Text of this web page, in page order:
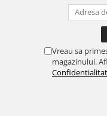
Vreau sa
magazinului.